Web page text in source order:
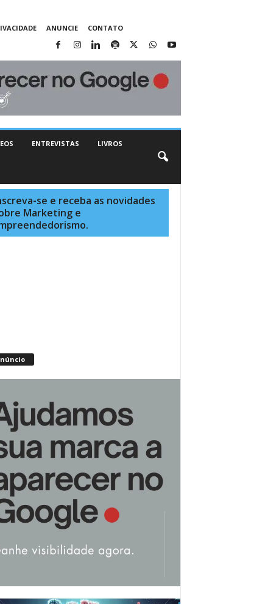
ANUNCIE CONTATO
ENTREVISTAS LIVROS
se e receba as novidades
Marketing e